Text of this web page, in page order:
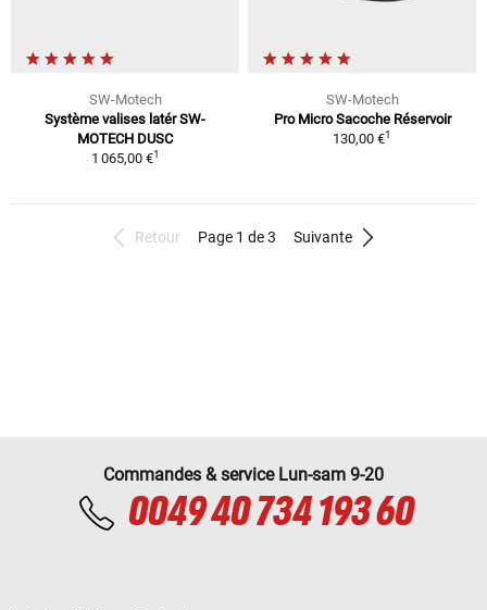
SW-Motech
Système valises latér SW-
MOTECH DUSC
1 065,00 €1
SW-Motech
Pro Micro Sacoche Réservoir
130,00 €1
Retour Page 1 de 3 Suivante
Commandes & service Lun-sam 9-20
0049 40 734 193 60